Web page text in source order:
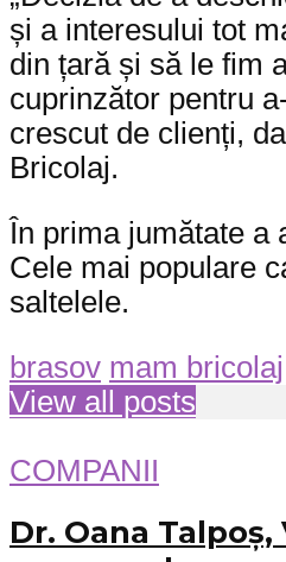
și a interesului tot
din țară și să le fim
cuprinzător pentru
crescut de clienți,
Bricolaj.
În prima jumătate a
Cele mai populare
saltelele.
brasov mam bricolaj
View all posts
COMPANII
Dr. Oana